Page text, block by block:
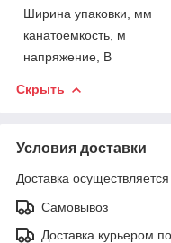
Ширина упаковки, мм
канатоемкость, м
напряжение, В
Скрыть
Условия доставки
Доставка
Самовывоз
Доставка курьером